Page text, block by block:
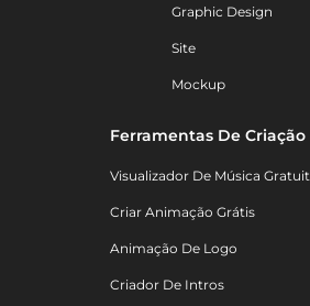
Graphic Design
Site
Mockup
Ferramentas De
Visualizador De Música
Criar Animação Grátis
Animação De Logo
Criador De Intros